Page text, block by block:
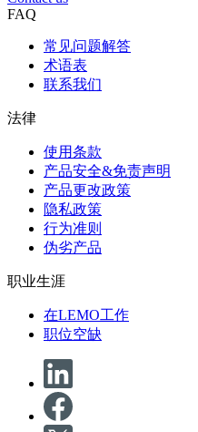
FAQ
常见问题解答
术语表
联系我们
法律
使用条款
产品安全&免责声明
产品更改政策
隐私政策
行为准则
伪劣产品
职业生涯
在LEMO工作
职位空缺